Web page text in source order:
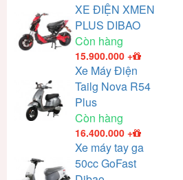
XE ĐIỆN XMEN
PLUS DIBAO
Còn hàng
15.900.000 +
Xe Máy Điện
Tailg Nova R54
Plus
Còn hàng
16.400.000 +
Xe máy tay ga
50cc GoFast